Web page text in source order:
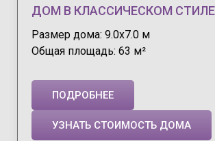
ДОМ В КЛАССИЧЕСКОМ СТИЛЕ
Размер дома: 9.0х7.0 м
Общая площадь: 63 м²
ПОДРОБНЕЕ
УЗНАТЬ СТОИМОСТЬ ДОМА